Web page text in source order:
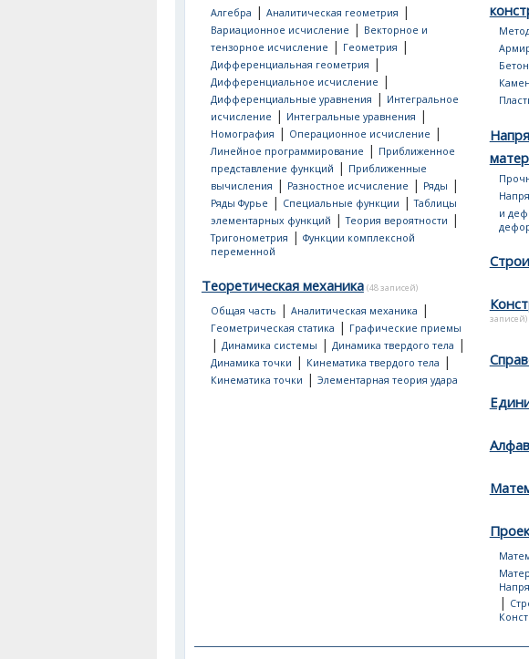
Алгебра | Аналитическая геометрия |
Вариационное исчисление | Векторное и
тензорное исчисление | Геометрия |
Дифференциальная геометрия |
Дифференциальное исчисление |
Дифференциальные уравнения | Интегральное
исчисление | Интегральные уравнения |
Номография | Операционное исчисление |
Линейное программирование | Приближенное
представление функций | Приближенные
вычисления | Разностное исчисление | Ряды |
Ряды Фурье | Специальные функции |Таблицы
элементарных функций |Теория вероятности |
Тригонометрия | Функции комплексной
переменной
Теоретическая механика (48 записей)
Общая часть | Аналитическая механика |
Геометрическая статика | Графические приемы
| Динамика системы | Динамика твердого тела |
Динамика точки | Кинематика твердого тела |
Кинематика точки | Элементарная теория удара
Бетон
и
записей)
|